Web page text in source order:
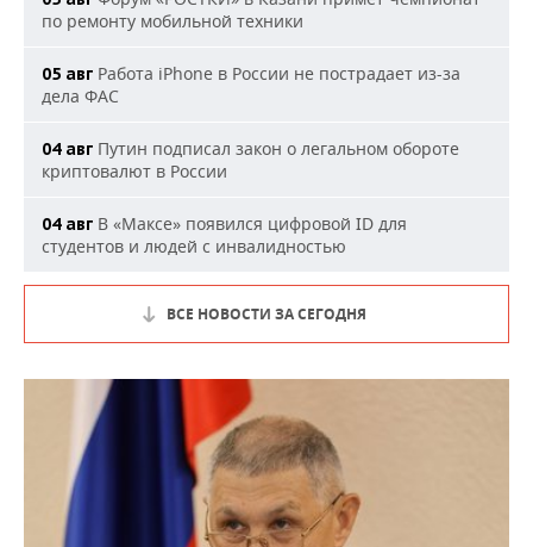
по ремонту мобильной техники
05 авг Работа iPhone в России не пострадает из-за
дела ФАС
04 авг Путин подписал закон о легальном обороте
криптовалют в России
04 авг В «Максе» появился цифровой ID для
студентов и людей с инвалидностью
ВСЕ НОВОСТИ ЗА СЕГОДНЯ